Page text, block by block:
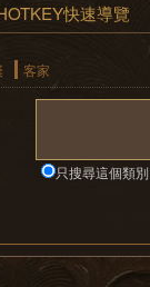
快速導覽
客家
只搜尋這個類別